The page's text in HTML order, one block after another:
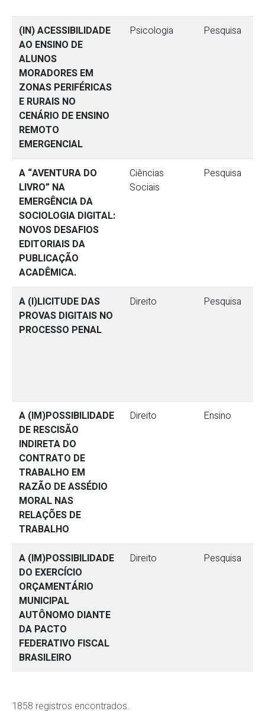
(IN) ACESSIBILIDADE
AO ENSINO DE
ALUNOS
MORADORES EM
ZONAS PERIFÉRICAS
E RURAIS NO
CENÁRIO DE ENSINO
REMOTO
EMERGENCIAL
Psicologia Pesquisa
A “AVENTURA DO
LIVRO” NA
EMERGÊNCIA DA
SOCIOLOGIA DIGITAL:
NOVOS DESAFIOS
EDITORIAIS DA
PUBLICAÇÃO
ACADÊMICA.
Ciências
Sociais
Pesquisa
A (I)LICITUDE DAS
PROVAS DIGITAIS NO
PROCESSO PENAL
Direito Pesquisa
A (IM)POSSIBILIDADE
DE RESCISÃO
INDIRETA DO
CONTRATO DE
TRABALHO EM
RAZÃO DE ASSÉDIO
MORAL NAS
RELAÇÕES DE
TRABALHO
Direito Ensino
A (IM)POSSIBILIDADE
DO EXERCÍCIO
ORÇAMENTÁRIO
MUNICIPAL
AUTÔNOMO DIANTE
DA PACTO
FEDERATIVO FISCAL
BRASILEIRO
Direito Pesquisa
1858 registros encontrados.